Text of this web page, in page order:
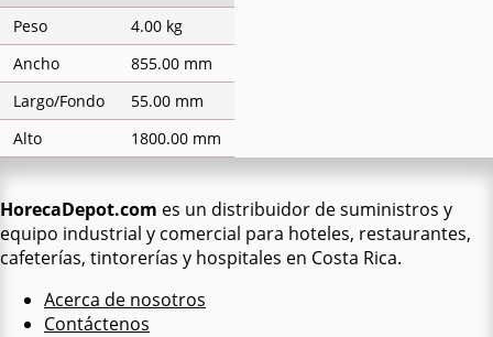
Peso
4.00 kg
Ancho
855.00 mm
Largo/Fondo
55.00 mm
Alto
1800.00 mm
HorecaDepot.com es un distribuidor de suministros y
equipo industrial y comercial para hoteles, restaurantes,
cafeterías, tintorerías y hospitales en Costa Rica.
Acerca de nosotros
Contáctenos